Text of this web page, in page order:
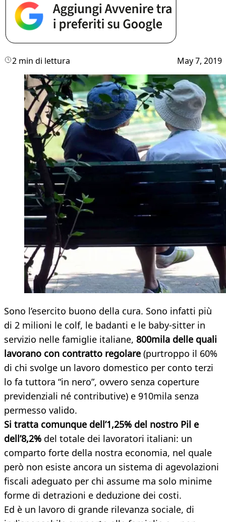
2 min di lettura May 7, 2019
Sono l’esercito buono della cura. Sono infatti più
di 2 milioni le colf, le badanti e le baby-sitter in
servizio nelle famiglie italiane, 800mila delle quali
lavorano con contratto regolare (purtroppo il 60%
di chi svolge un lavoro domestico per conto terzi
lo fa tuttora “in nero”, ovvero senza coperture
previdenziali né contributive) e 910mila senza
permesso valido.
Si tratta comunque dell’1,25% del nostro Pil e
dell’8,2% del totale dei lavoratori italiani: un
comparto forte della nostra economia, nel quale
però non esiste ancora un sistema di agevolazioni
fiscali adeguato per chi assume ma solo minime
forme di detrazioni e deduzione dei costi.
Ed è un lavoro di grande rilevanza sociale, di